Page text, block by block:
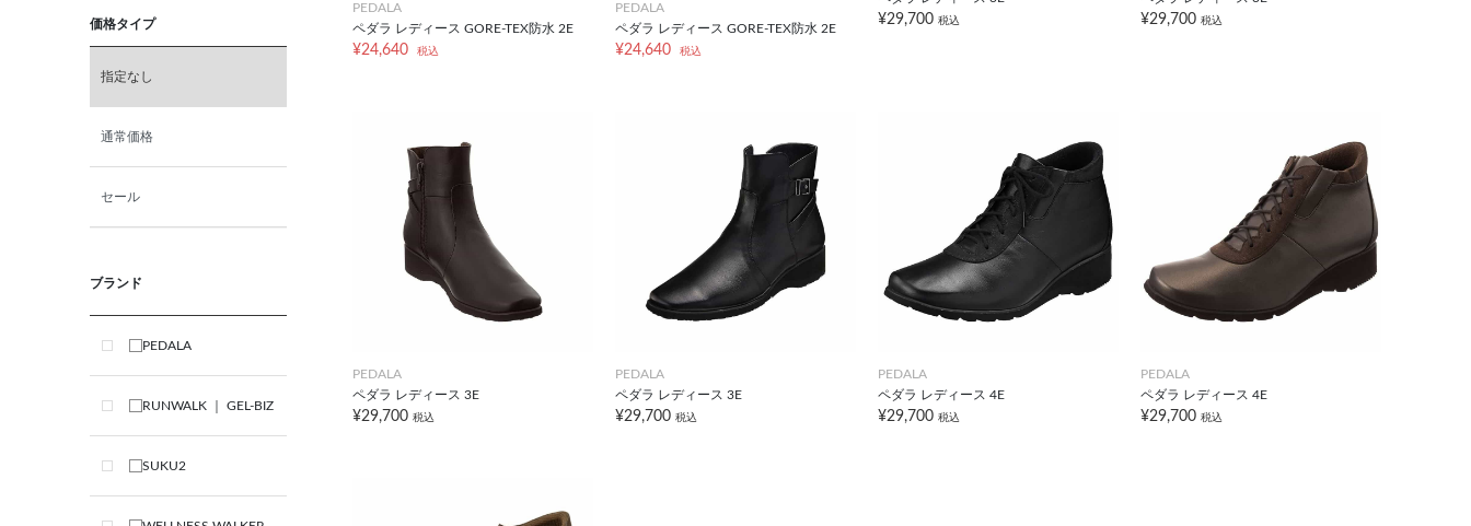
価格タイプ
指定なし
通常価格
セール
ブランド
PEDALA
RUNWALK ｜ GEL-BIZ
SUKU2
PEDALA
ペダラ レディース GORE-TEX防水 2E
¥24,640 税込
PEDALA
ペダラ レディース GORE-TEX防水 2E
¥24,640 税込
¥29,700 税込 ¥29,700 税込
PEDALA
ペダラ レディース 3E
¥29,700 税込
PEDALA
ペダラ レディース 3E
¥29,700 税込
PEDALA
ペダラ レディース 4E
¥29,700 税込
PEDALA
ペダラ レディース 4E
¥29,700 税込